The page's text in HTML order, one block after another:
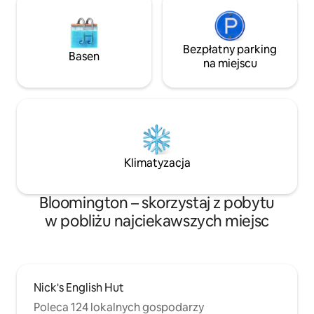
Basen
Bezpłatny parking
na miejscu
Klimatyzacja
Bloomington – skorzystaj z pobytu
w pobliżu najciekawszych miejsc
Nick's English Hut
Poleca 124 lokalnych gospodarzy